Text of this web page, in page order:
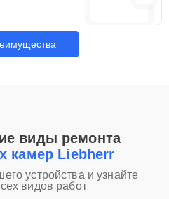
виды ремонта
камер Liebherr
устройства и узнайте
видов работ